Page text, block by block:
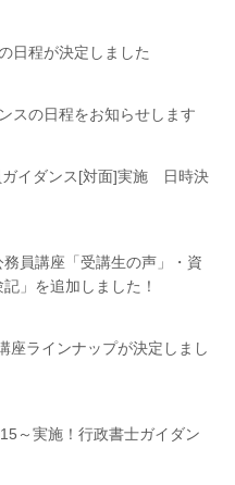
日程が決定しました
スの日程をお知らせします
ガイダンス[対面]実施 日時決
員講座「受講生の声」・資
」を追加しました！
座ラインナップが決定しまし
～実施！行政書士ガイダン